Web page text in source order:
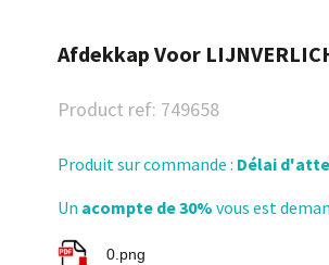
Afdekkap Voor
Product ref: 749658
Produit sur commande : Délai
Un acompte de 30% vous est
0.png